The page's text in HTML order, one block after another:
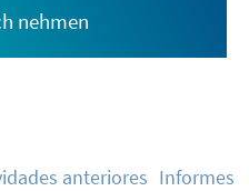
nehmen
anteriores Informes